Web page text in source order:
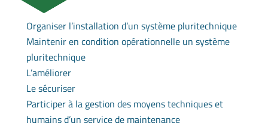
Organiser l’installation d’un système pluritechnique
Maintenir en condition opérationnelle un système
pluritechnique
L’améliorer
Le sécuriser
Participer à la gestion des moyens techniques et
humains d’un service de maintenance